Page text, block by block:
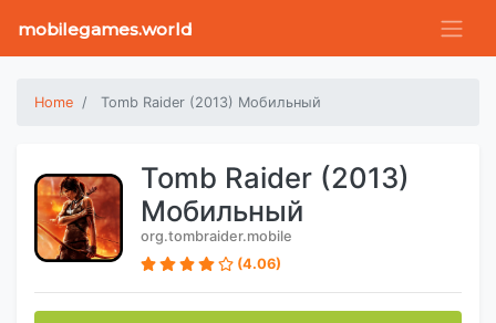
mobilegames.world
Home Tomb Raider (2013) Мобильный
Tomb Raider (2013)
Мобильный
org.tombraider.mobile
(4.06)